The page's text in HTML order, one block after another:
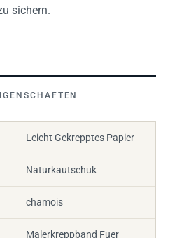
sichern.
Leicht Gekrepptes Papier
Naturkautschuk
chamois
Malerkreppband Fuer